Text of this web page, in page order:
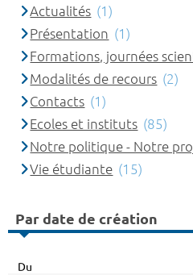
Actualités (1)
Présentation (1)
Formations, journées
Modalités de recours (2)
Contacts (1)
Ecoles et instituts (85)
Notre politique - Notre
Vie étudiante (15)
Par date de création
Du